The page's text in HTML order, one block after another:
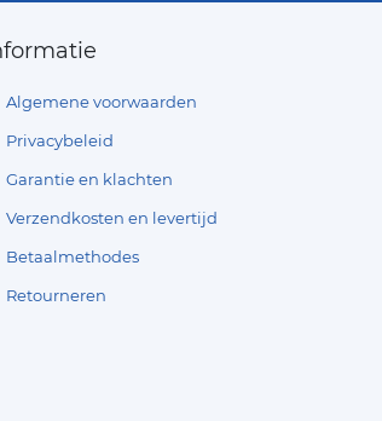
Algemene voorwaarden
Privacybeleid
Garantie en klachten
Verzendkosten en levertijd
Betaalmethodes
Retourneren